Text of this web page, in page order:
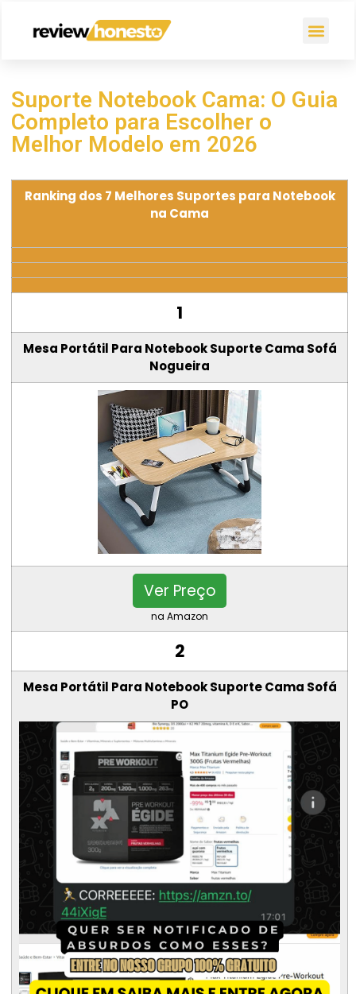
Suporte Notebook Cama: O Guia
Completo para Escolher o
Melhor Modelo em 2026
Ranking dos 7 Melhores Suportes para Notebook
na Cama
1
Mesa Portátil Para Notebook Suporte Cama Sofá
Nogueira
Ver Preço
na Amazon
2
Mesa Portátil Para Notebook Suporte Cama Sofá
PO